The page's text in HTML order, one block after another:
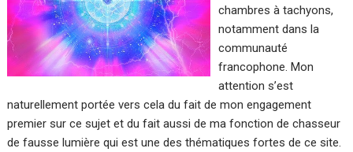
chambres à tachyons,
notamment dans la
communauté
francophone. Mon
attention s’est
naturellement portée vers cela du fait de mon engagement
premier sur ce sujet et du fait aussi de ma fonction de chasseur
de fausse lumière qui est une des thématiques fortes de ce site.